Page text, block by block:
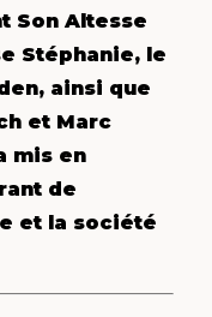
Son Altesse
Stéphanie, le
ainsi que
et Marc
mis en
de
et la société